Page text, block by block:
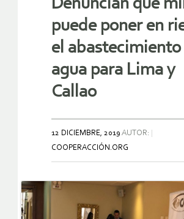
Denuncian que
puede poner en
el abastecimiento
agua para Lima y
Callao
12 DICIEMBRE, 2019 AUTOR:
COOPERACCIÓN.ORG